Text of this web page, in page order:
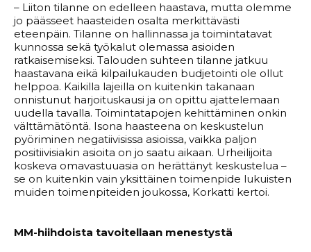
– Liiton tilanne on edelleen haastava, mutta olemme
jo päässeet haasteiden osalta merkittävästi
eteenpäin. Tilanne on hallinnassa ja toimintatavat
kunnossa sekä työkalut olemassa asioiden
ratkaisemiseksi. Talouden suhteen tilanne jatkuu
haastavana eikä kilpailukauden budjetointi ole ollut
helppoa. Kaikilla lajeilla on kuitenkin takanaan
onnistunut harjoituskausi ja on opittu ajattelemaan
uudella tavalla. Toimintatapojen kehittäminen onkin
välttämätöntä. Isona haasteena on keskustelun
pyöriminen negatiivisissa asioissa, vaikka paljon
positiivisiakin asioita on jo saatu aikaan. Urheilijoita
koskeva omavastuuasia on herättänyt keskustelua –
se on kuitenkin vain yksittäinen toimenpide lukuisten
muiden toimenpiteiden joukossa, Korkatti kertoi.
MM-hiihdoista tavoitellaan menestystä